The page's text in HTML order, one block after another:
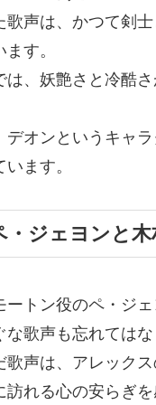
声は、かつて剣
す。
、妖艶さと冷酷
オンというキャ
ます。
ジェヨンと
トン役のペ・ジ
歌声も忘れてはな
声は、アレック
れる心の安らぎを